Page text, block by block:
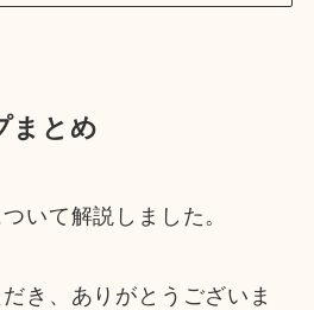
まとめ
いて解説しました。
き、ありがとうございま